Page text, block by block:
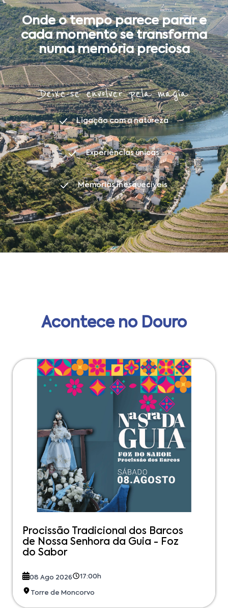
Onde o tempo parece parar e
cada momento se transforma
numa memória preciosa
Deixe-se envolver pela magia
Ligação com a natureza
Experiências únicas
Memórias inesquecíveis
Acontece no Douro
Procissão Tradicional dos Barcos
de Nossa Senhora da Guia - Foz
do Sabor
08 Ago 2026 17:00h
Torre de Moncorvo